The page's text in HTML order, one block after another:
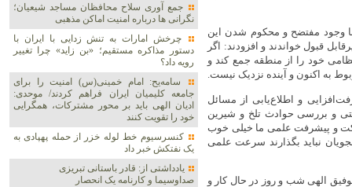
وجود مفتضح و محکوم شدن این
قبول خواندند و افزودند: اگر
نظامی خود را از منطقه جمع کند و
به اکنون و آینده نزدیک نیست.
و اطلاع‌یابی از مسائل
و بررسی حوادث تلخ و شیرین
و پیشرفت علمی ما خیلی خوب
نباید بگذارند سرعت علمی
الهی شب و روز در حال کار و
جمع آوری سلاح محافظان مساجد شیعیان؛
نگرانی ها درباره امنیت اماکن مذهبی
چرخش امارات به تنش زدایی با ایران با
دستور مذاکره مستقیم؛ «بن زاید» چرا تغییر
رویه داد؟
سامه‌یح: امام خمینی(س) امنیت را برای
جامعه کلیمیان ایران فراهم کردند/ موحدی:
ادیان الهی باید بر محور مشترکات، همگرایی
خود را تقویت کنند
کنسرسیوم خط لوله خزر از حمله پهپادی به
یک نفتکش خبر داد
یادداشتی از: قادر باستانی تبریزی
صداوسیما و کارنامه یک انحصار